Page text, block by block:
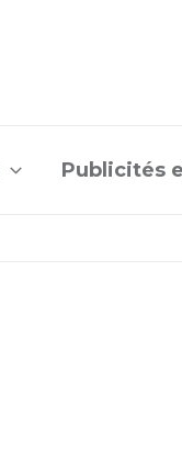
Publicités